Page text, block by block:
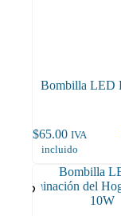
Bombilla LED
$65.00 IVA
incluido